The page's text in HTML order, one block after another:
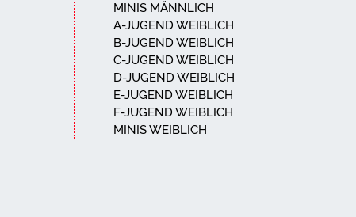
MINIS MÄNNLICH
A-JUGEND WEIBLICH
B-JUGEND WEIBLICH
C-JUGEND WEIBLICH
D-JUGEND WEIBLICH
E-JUGEND WEIBLICH
F-JUGEND WEIBLICH
MINIS WEIBLICH